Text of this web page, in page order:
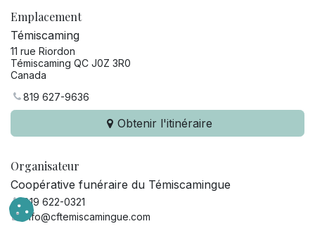
Emplacement
Témiscaming
11 rue Riordon
Témiscaming QC J0Z 3R0
Canada
819 627-9636
Obtenir l'itinéraire
Organisateur
Coopérative funéraire du Témiscamingue
819 622-0321
info@cftemiscamingue.com